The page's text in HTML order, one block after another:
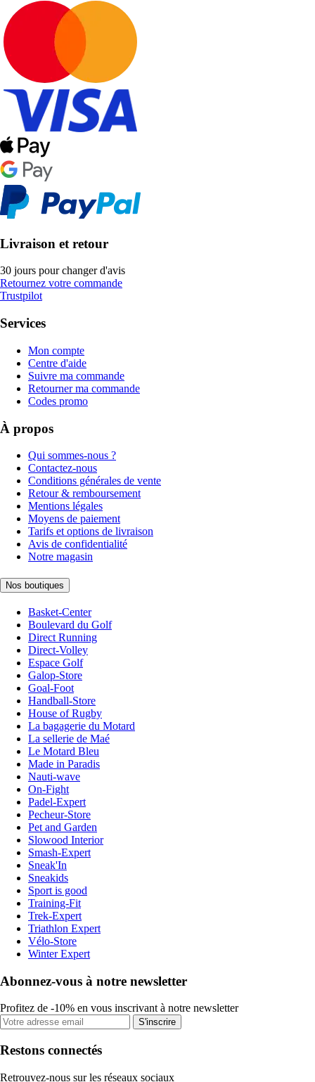
Livraison et retour
30 jours pour changer d'avis
Retournez votre commande
Trustpilot
Services
Mon compte
Centre d'aide
Suivre ma commande
Retourner ma commande
Codes promo
À propos
Qui sommes-nous ?
Contactez-nous
Conditions générales de vente
Retour & remboursement
Mentions légales
Moyens de paiement
Tarifs et options de livraison
Avis de confidentialité
Notre magasin
Nos boutiques
Basket-Center
Boulevard du Golf
Direct Running
Direct-Volley
Espace Golf
Galop-Store
Goal-Foot
Handball-Store
House of Rugby
La bagagerie du Motard
La sellerie de Maé
Le Motard Bleu
Made in Paradis
Nauti-wave
On-Fight
Padel-Expert
Pecheur-Store
Pet and Garden
Slowood Interior
Smash-Expert
Sneak'In
Sneakids
Sport is good
Training-Fit
Trek-Expert
Triathlon Expert
Vélo-Store
Winter Expert
Abonnez-vous à notre newsletter
Profitez de -10% en vous inscrivant à notre newsletter
S'inscrire
Restons connectés
Retrouvez-nous sur les réseaux sociaux